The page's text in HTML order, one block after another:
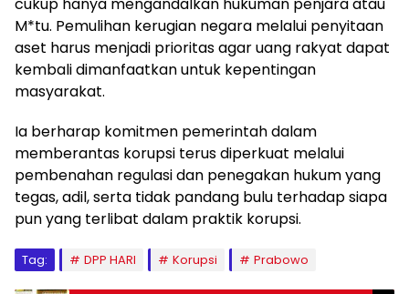
M*tu. Pemulihan kerugian negara melalui penyitaan
aset harus menjadi prioritas agar uang rakyat dapat
kembali dimanfaatkan untuk kepentingan
masyarakat.
Ia berharap komitmen pemerintah dalam
memberantas korupsi terus diperkuat melalui
pembenahan regulasi dan penegakan hukum yang
tegas, adil, serta tidak pandang bulu terhadap siapa
pun yang terlibat dalam praktik korupsi.
Tag: DPP HARI Korupsi Prabowo